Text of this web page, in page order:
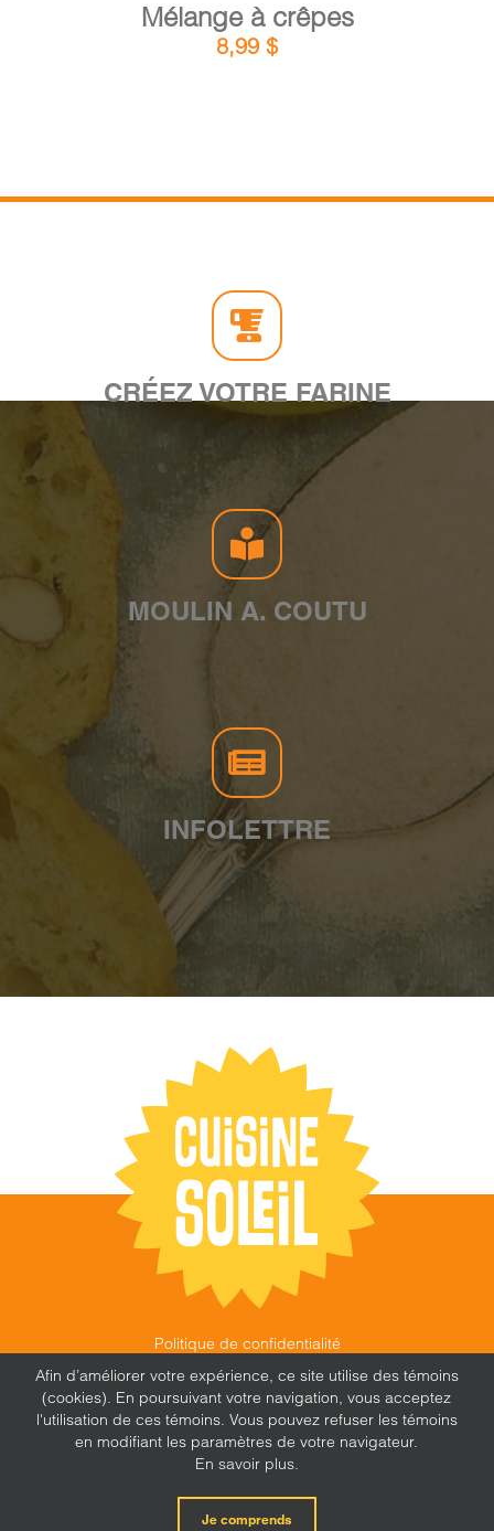
Mélange à crêpes
8,99 $
CRÉEZ VOTRE FARINE
MOULIN A. COUTU
INFOLETTRE
Politique de confidentialité
©
CUISINE SOLEIL 2026 |
FEU FOLLET - DESIGN •
WEB • MARKETING
X Facebook
Afin d’améliorer votre expérience, ce site utilise des témoins
(cookies). En poursuivant votre navigation, vous acceptez
l'utilisation de ces témoins. Vous pouvez refuser les témoins
en modifiant les paramètres de votre navigateur.
En savoir plus.
Je comprends